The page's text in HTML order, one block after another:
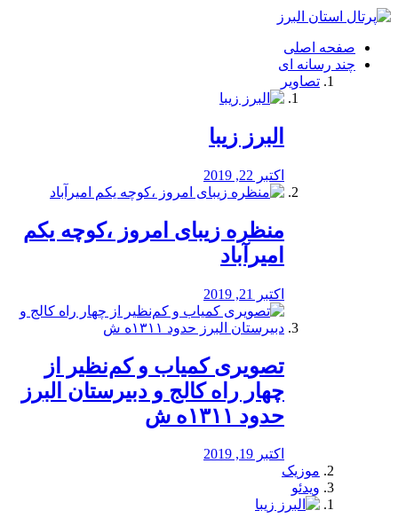
فصد
شرق
تهران
خشکشویی
صفحه اصلی
چند رسانه ای
تصاویر
البرز زیبا
اکتبر 22, 2019
منظره‌‌ زیبای امروز ،کوچه یکم
امیرآباد
اکتبر 21, 2019
️تصویری کمیاب و کم‌نظیر از
چهار راه كالج و دبيرستان البرز
حدود ۱۳۱۱ه ش
اکتبر 19, 2019
موزیک
ویدئو